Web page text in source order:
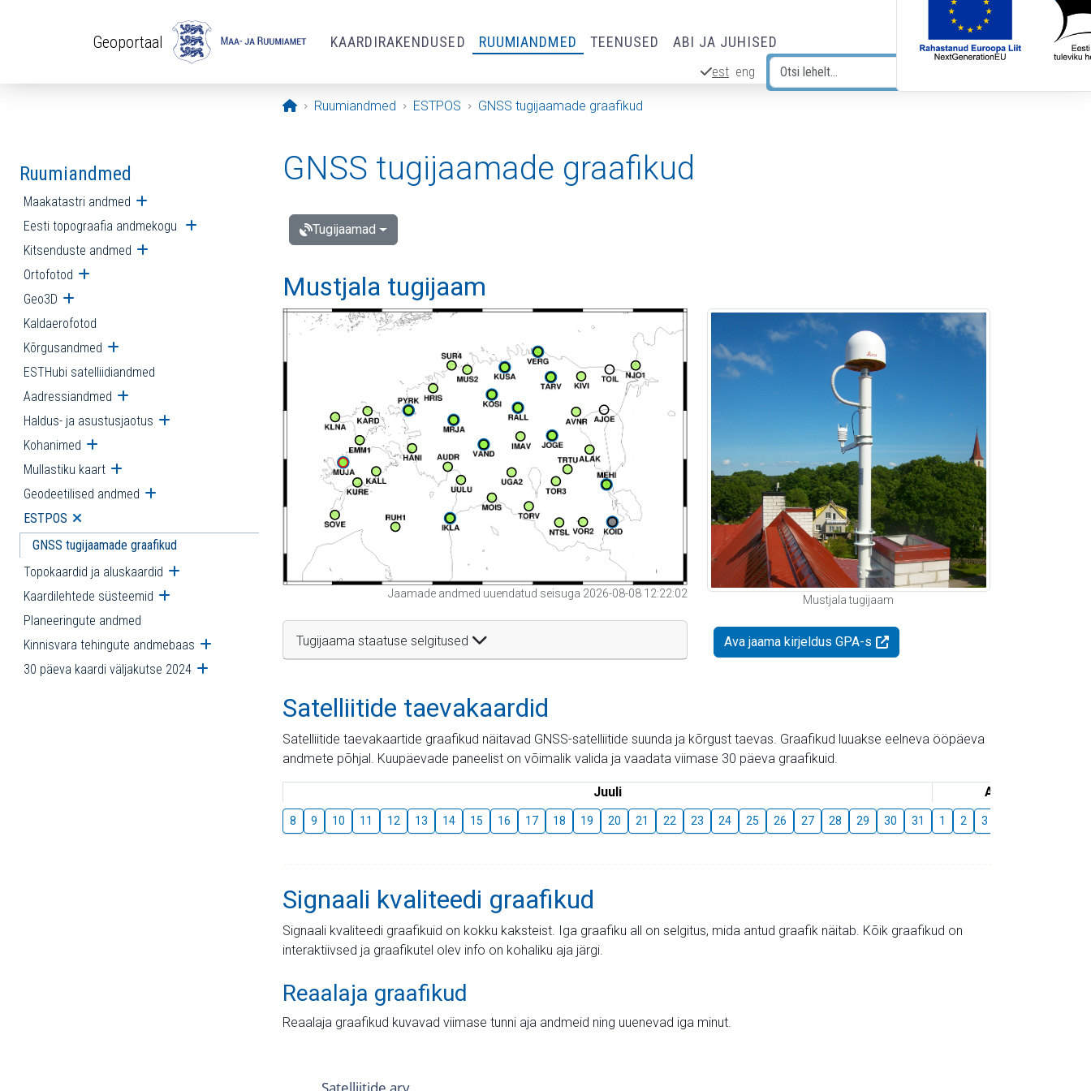
Geoportaal KAARDIRAKENDUSED RUUMIANDMED TEENUSED ABI JA JUHISED
est eng
Avaleht
Ruumiandmed ESTPOS GNSS tugijaamade graafikud
Ruumiandmed
Maakatastri andmed Ava alammenüü
Eesti topograafia andmekogu Ava alammenüü
Kitsenduste andmed Ava alammenüü
Ortofotod Ava alammenüü
Geo3D Ava alammenüü
Kaldaerofotod
Kõrgusandmed Ava alammenüü
ESTHubi satelliidiandmed
Aadressiandmed Ava alammenüü
Haldus- ja asustusjaotus Ava alammenüü
Kohanimed Ava alammenüü
Mullastiku kaart Ava alammenüü
Geodeetilised andmed Ava alammenüü
ESTPOS Ava alammenüü
GNSS tugijaamade graafikud
Topokaardid ja aluskaardid Ava alammenüü
Kaardilehtede süsteemid Ava alammenüü
Planeeringute andmed
Kinnisvara tehingute andmebaas Ava alammenüü
30 päeva kaardi väljakutse 2024 Ava alammenüü
GNSS tugijaamade graafikud
Tugijaamad
Mustjala tugijaam
Jaamade andmed uuendatud seisuga 2026-08-08 12:22:02
Tugijaama staatuse selgitused
Mustjala tugijaam
Ava jaama kirjeldus GPA-s
Satelliitide taevakaardid
Satelliitide taevakaartide graafikud näitavad GNSS-satelliitide suunda ja kõrgust taevas. Graafikud luuakse eelneva ööpäeva
andmete põhjal. Kuupäevade paneelist on võimalik valida ja vaadata viimase 30 päeva graafikuid.
Juuli August
8 9 10 11 12 13 14 15 16 17 18 19 20 21 22 23 24 25 26 27 28 29 30 31 1 2 3
Signaali kvaliteedi graafikud
Signaali kvaliteedi graafikuid on kokku kaksteist. Iga graafiku all on selgitus, mida antud graafik näitab. Kõik graafikud on
interaktiivsed ja graafikutel olev info on kohaliku aja järgi.
Reaalaja graafikud
Reaalaja graafikud kuvavad viimase tunni aja andmeid ning uuenevad iga minut.